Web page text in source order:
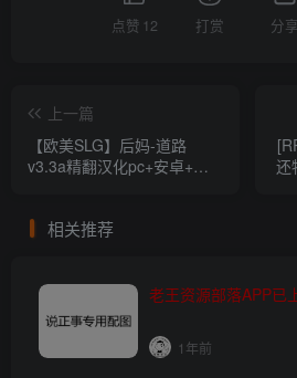
点赞 12 打赏 分享
上一篇
【欧美SLG】后妈-道路
v3.3a精翻汉化pc+安卓+动
还
相关推荐
老王资源部落APP已
1年前